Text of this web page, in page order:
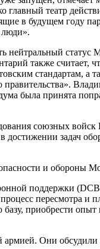
главный театр
в будущем году
люди».
статус
также считает,
стандартам,
была принята
союзных
достижении задач
и обороны
поддержки
пересмотра и
приобрести
Они